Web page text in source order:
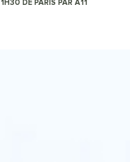
DE PARIS PAR A11